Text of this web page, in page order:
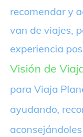
recomendar y
van de viajes,
experiencia
Visión de
para Viaja
ayudando,